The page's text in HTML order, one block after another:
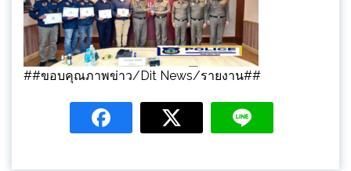
##ขอบคุณภาพข่าว/Dit News/รายงาน##